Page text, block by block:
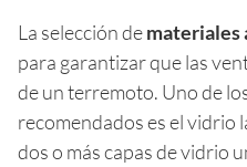
La selección demateriales
para garantizar que las
de un terremoto. Uno de
recomendados es el vidrio
dos o más capas de vidrio